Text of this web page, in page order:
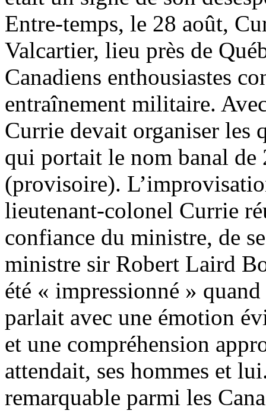
Entre-temps, le 28 août,
Valcartier, lieu près de
Canadiens enthousiastes
entraînement militaire.
Currie devait organiser les
qui portait le nom banal de
(provisoire).
lieutenant-colonel Currie
confiance du ministre, de
ministre sir Robert Laird
été « impressionné »
parlait avec une émotion
et une compréhension
attendait, ses hommes et
remarquable parmi les